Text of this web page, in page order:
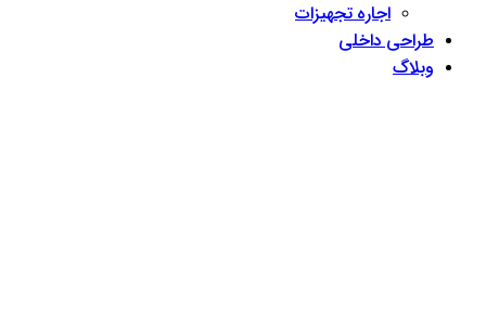
اجاره تجهیزات
طراحی داخلی
وبلاگ